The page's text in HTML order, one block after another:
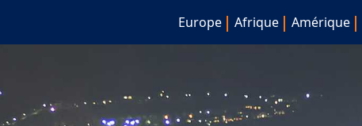
Europe Afrique Amérique